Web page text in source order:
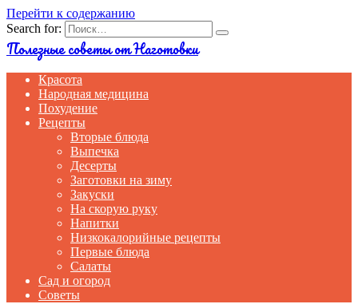
Перейти к содержанию
Search for:
Полезные советы от Наготовки
Красота
Народная медицина
Похудение
Рецепты
Вторые блюда
Выпечка
Десерты
Заготовки на зиму
Закуски
На скорую руку
Напитки
Низкокалорийные рецепты
Первые блюда
Салаты
Сад и огород
Советы